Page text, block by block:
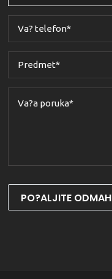
PO?ALJITE ODMAH